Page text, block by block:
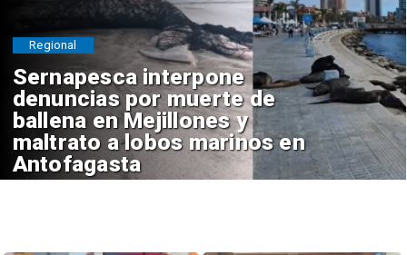
Sernapesca interpone
denuncias por muerte de
ballena en Mejillones y
maltrato a lobos marinos en
Antofagasta
Regional